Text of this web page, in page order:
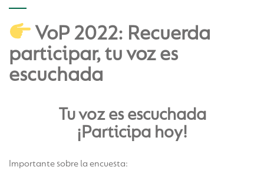
VoP 2022: Recuerda
participar, tu voz es
escuchada
Tu voz es escuchada
¡Participa hoy!
Importante sobre la encuesta: